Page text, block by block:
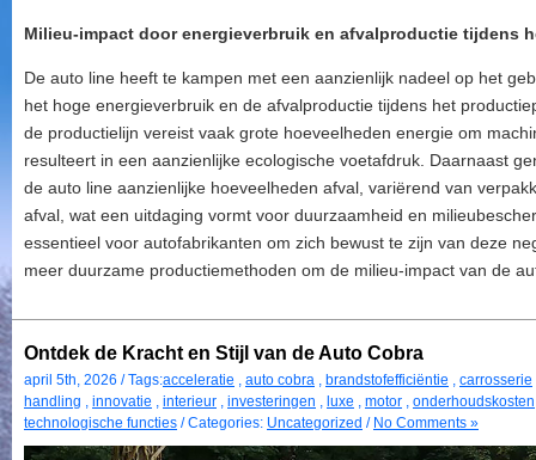
Milieu-impact door energieverbruik en afvalproductie tijdens
De auto line heeft te kampen met een aanzienlijk nadeel op het
het hoge energieverbruik en de afvalproductie tijdens het
de productielijn vereist vaak grote hoeveelheden energie om
resulteert in een aanzienlijke ecologische voetafdruk. Daarnaast
de auto line aanzienlijke hoeveelheden afval, variërend van
afval, wat een uitdaging vormt voor duurzaamheid en
essentieel voor autofabrikanten om zich bewust te zijn van deze
meer duurzame productiemethoden om de milieu-impact van de
Ontdek de Kracht en Stijl van de Auto Cobra
april 5th, 2026 / Tags:acceleratie , auto cobra , brandstofefficiëntie , carrosserie
handling , innovatie , interieur , investeringen , luxe , motor , onderhoudskosten
technologische functies / Categories: Uncategorized / No Comments »